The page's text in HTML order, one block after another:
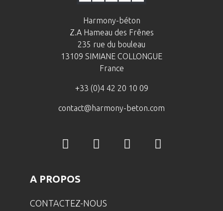
Harmony-béton
Z.A Hameau des Frênes
235 rue du bouleau
13109 SIMIANE COLLONGUE
France
+33 (0)4 42 20 10 09
contact@harmony-beton.com
A PROPOS
CONTACTEZ-NOUS